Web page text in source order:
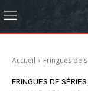
Accueil Fringues de
FRINGUES DE SÉRIES